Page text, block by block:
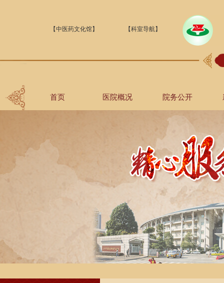
【中医药文化馆】 【科室导航】
首页 医院概况 院务公开